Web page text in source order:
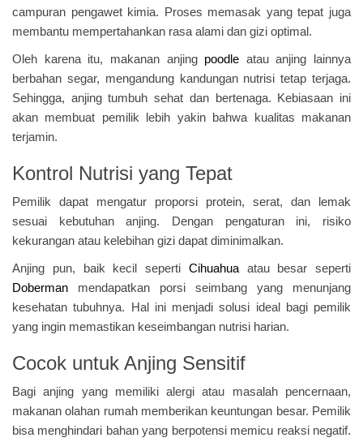
campuran pengawet kimia. Proses memasak yang tepat juga
membantu mempertahankan rasa alami dan gizi optimal.
Oleh karena itu, makanan anjing poodle atau anjing lainnya
berbahan segar, mengandung kandungan nutrisi tetap terjaga.
Sehingga, anjing tumbuh sehat dan bertenaga. Kebiasaan ini
akan membuat pemilik lebih yakin bahwa kualitas makanan
terjamin.
Kontrol Nutrisi yang Tepat
Pemilik dapat mengatur proporsi protein, serat, dan lemak
sesuai kebutuhan anjing. Dengan pengaturan ini, risiko
kekurangan atau kelebihan gizi dapat diminimalkan.
Anjing pun, baik kecil seperti Cihuahuaatau besar seperti
Doberman mendapatkan porsi seimbang yang menunjang
kesehatan tubuhnya. Hal ini menjadi solusi ideal bagi pemilik
yang ingin memastikan keseimbangan nutrisi harian.
Cocok untuk Anjing Sensitif
Bagi anjing yang memiliki alergi atau masalah pencernaan,
makanan olahan rumah memberikan keuntungan besar. Pemilik
bisa menghindari bahan yang berpotensi memicu reaksi negatif.